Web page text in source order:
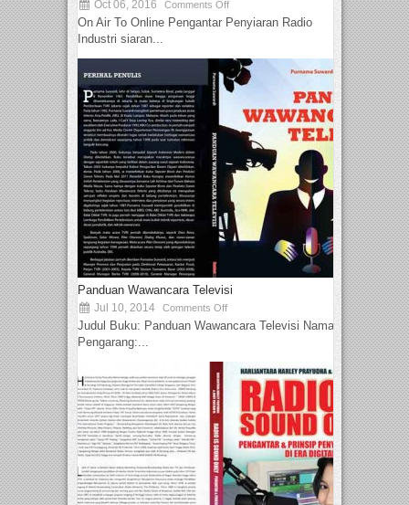
Oct 06, 2016 Comments Off
On Air To Online Pengantar Penyiaran Radio
Industri siaran...
Panduan Wawancara Televisi
Jul 10, 2014 Comments Off
Judul Buku: Panduan Wawancara Televisi Nama
Pengarang:...